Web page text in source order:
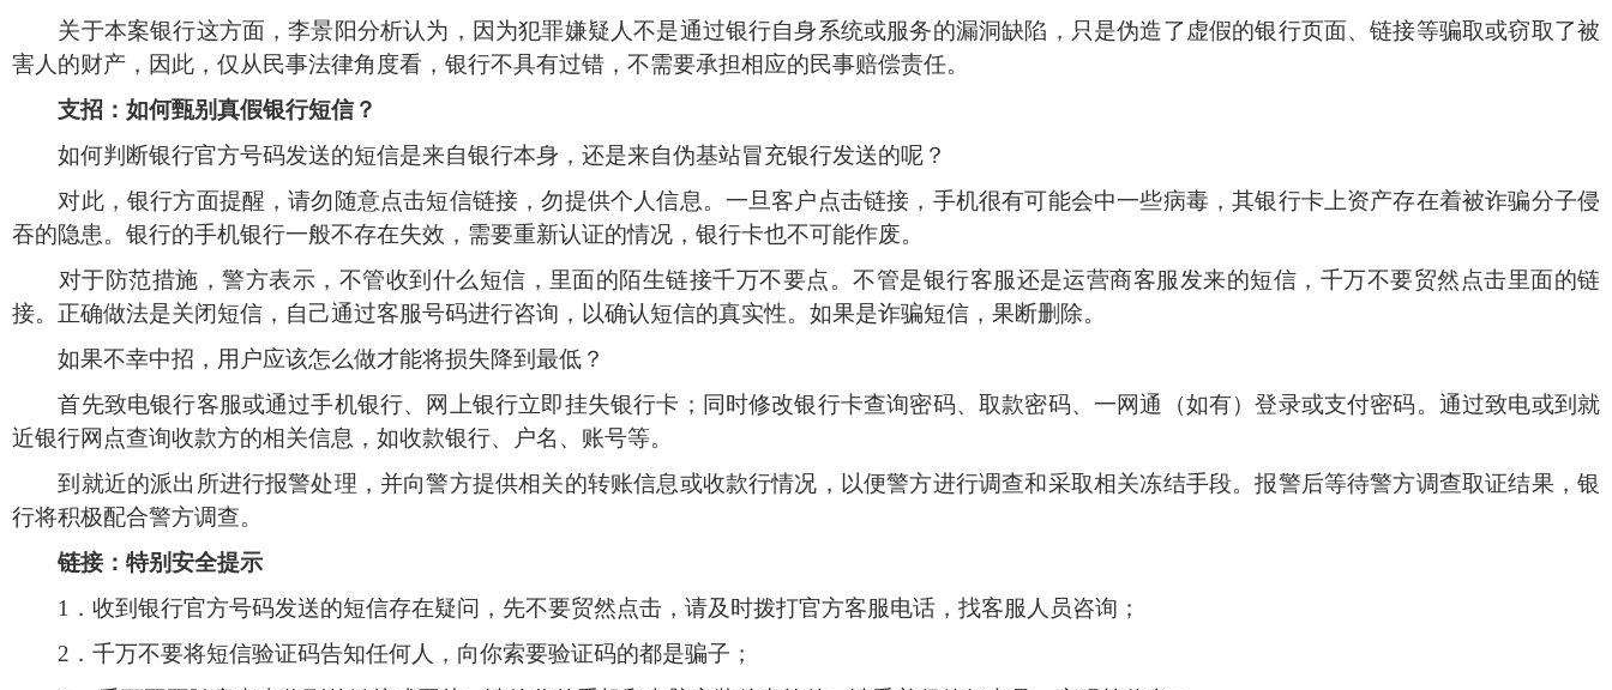
关于本案银行这方面，李景阳分析认为，因为犯罪嫌疑人不是通过银行自身系统或服务的漏洞缺陷，只是伪造了虚假的银行页面、链接等骗取或窃取了被
害人的财产，因此，仅从民事法律角度看，银行不具有过错，不需要承担相应的民事赔偿责任。
支招：如何甄别真假银行短信？
如何判断银行官方号码发送的短信是来自银行本身，还是来自伪基站冒充银行发送的呢？
对此，银行方面提醒，请勿随意点击短信链接，勿提供个人信息。一旦客户点击链接，手机很有可能会中一些病毒，其银行卡上资产存在着被诈骗分子侵
吞的隐患。银行的手机银行一般不存在失效，需要重新认证的情况，银行卡也不可能作废。
对于防范措施，警方表示，不管收到什么短信，里面的陌生链接千万不要点。不管是银行客服还是运营商客服发来的短信，千万不要贸然点击里面的链
接。正确做法是关闭短信，自己通过客服号码进行咨询，以确认短信的真实性。如果是诈骗短信，果断删除。
如果不幸中招，用户应该怎么做才能将损失降到最低？
首先致电银行客服或通过手机银行、网上银行立即挂失银行卡；同时修改银行卡查询密码、取款密码、一网通（如有）登录或支付密码。通过致电或到就
近银行网点查询收款方的相关信息，如收款银行、户名、账号等。
到就近的派出所进行报警处理，并向警方提供相关的转账信息或收款行情况，以便警方进行调查和采取相关冻结手段。报警后等待警方调查取证结果，银
行将积极配合警方调查。
链接：特别安全提示
1 ．收到银行官方号码发送的短信存在疑问，先不要贸然点击，请及时拨打官方客服电话，找客服人员咨询；
2 ．千万不要将短信验证码告知任何人，向你索要验证码的都是骗子；